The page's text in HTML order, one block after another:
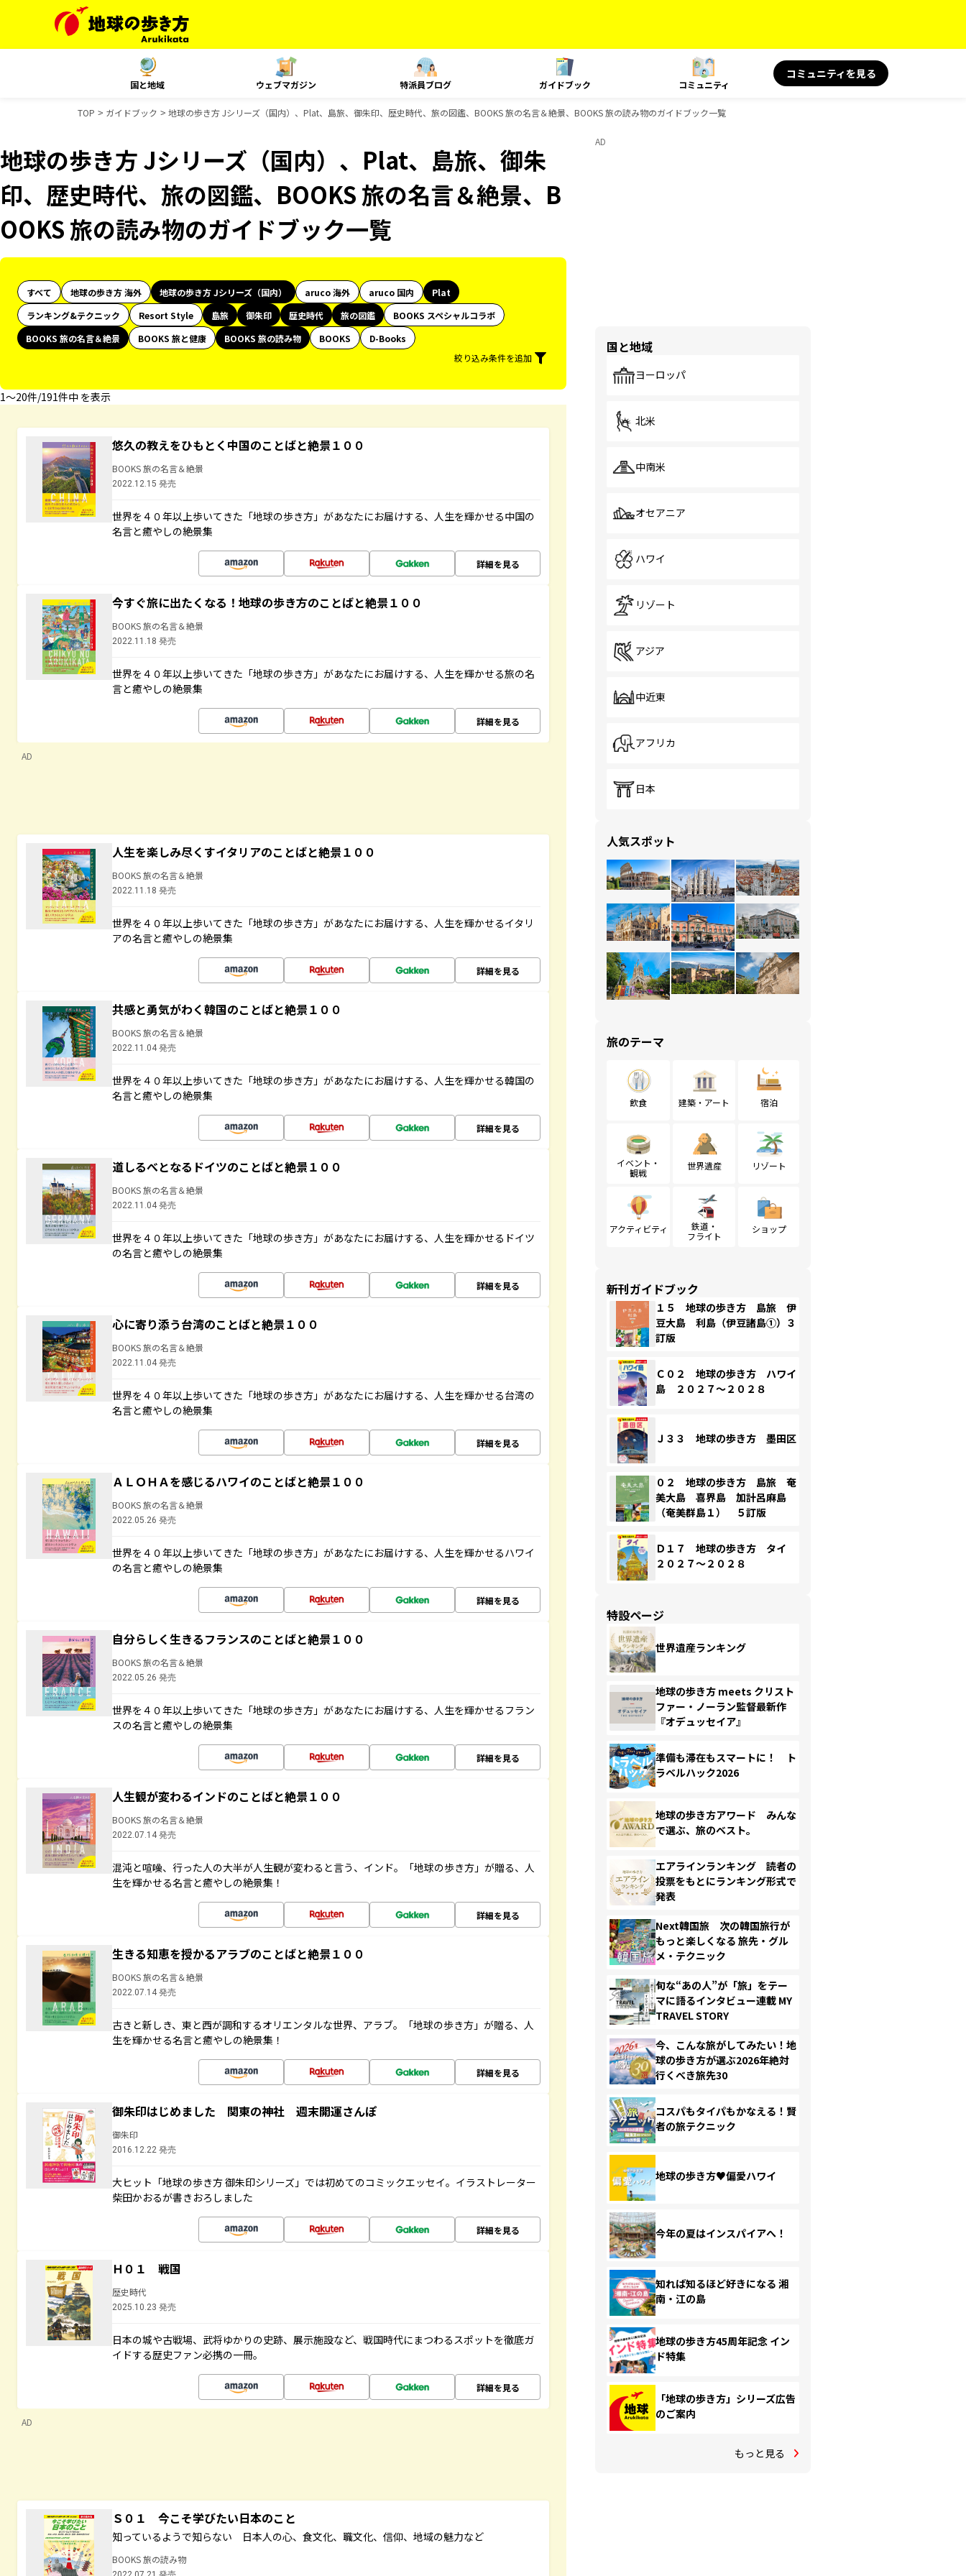
国と地域 ウェブマガジン 特派員ブログ ガイドブック コミュニティ
コミュニティを見る
TOP ガイドブック 地球の歩き方 Jシリーズ（国内）、Plat、島旅、御朱印、歴史時代、旅の図鑑、BOOKS 旅の名言＆絶景、BOOKS 旅の読み物のガイドブック一覧
地球の歩き方 Jシリーズ（国内）、Plat、島旅、御朱
印、歴史時代、旅の図鑑、BOOKS 旅の名言＆絶景、B
OOKS 旅の読み物のガイドブック一覧
すべて 地球の歩き方 海外 地球の歩き方 Jシリーズ（国内） aruco 海外 aruco 国内
Plat
ランキング&テクニック
Resort Style 島旅 御朱印 歴史時代 旅の図鑑
BOOKS スペシャルコラボ
BOOKS 旅の名言＆絶景
BOOKS 旅と健康 BOOKS 旅の読み物 BOOKS
D-Books
絞り込み条件を追加
1〜20件/191件中 を表示
悠久の教えをひもとく中国のことばと絶景１００
BOOKS 旅の名言＆絶景
2022.12.15 発売
世界を４０年以上歩いてきた「地球の歩き方」があなたにお届けする、人生を輝かせる中国の
名言と癒やしの絶景集
詳細を見る
今すぐ旅に出たくなる！地球の歩き方のことばと絶景１００
BOOKS 旅の名言＆絶景
2022.11.18 発売
世界を４０年以上歩いてきた「地球の歩き方」があなたにお届けする、人生を輝かせる旅の名
言と癒やしの絶景集
詳細を見る
AD
人生を楽しみ尽くすイタリアのことばと絶景１００
BOOKS 旅の名言＆絶景
2022.11.18 発売
世界を４０年以上歩いてきた「地球の歩き方」があなたにお届けする、人生を輝かせるイタリ
アの名言と癒やしの絶景集
詳細を見る
共感と勇気がわく韓国のことばと絶景１００
BOOKS 旅の名言＆絶景
2022.11.04 発売
世界を４０年以上歩いてきた「地球の歩き方」があなたにお届けする、人生を輝かせる韓国の
名言と癒やしの絶景集
詳細を見る
道しるべとなるドイツのことばと絶景１００
BOOKS 旅の名言＆絶景
2022.11.04 発売
世界を４０年以上歩いてきた「地球の歩き方」があなたにお届けする、人生を輝かせるドイツ
の名言と癒やしの絶景集
詳細を見る
心に寄り添う台湾のことばと絶景１００
BOOKS 旅の名言＆絶景
2022.11.04 発売
世界を４０年以上歩いてきた「地球の歩き方」があなたにお届けする、人生を輝かせる台湾の
名言と癒やしの絶景集
詳細を見る
ＡＬＯＨＡを感じるハワイのことばと絶景１００
BOOKS 旅の名言＆絶景
2022.05.26 発売
世界を４０年以上歩いてきた「地球の歩き方」があなたにお届けする、人生を輝かせるハワイ
の名言と癒やしの絶景集
詳細を見る
自分らしく生きるフランスのことばと絶景１００
BOOKS 旅の名言＆絶景
2022.05.26 発売
世界を４０年以上歩いてきた「地球の歩き方」があなたにお届けする、人生を輝かせるフラン
スの名言と癒やしの絶景集
詳細を見る
人生観が変わるインドのことばと絶景１００
BOOKS 旅の名言＆絶景
2022.07.14 発売
混沌と喧噪、行った人の大半が人生観が変わると言う、インド。「地球の歩き方」が贈る、人
生を輝かせる名言と癒やしの絶景集！
詳細を見る
生きる知恵を授かるアラブのことばと絶景１００
BOOKS 旅の名言＆絶景
2022.07.14 発売
古きと新しき、東と西が調和するオリエンタルな世界、アラブ。「地球の歩き方」が贈る、人
生を輝かせる名言と癒やしの絶景集！
詳細を見る
御朱印はじめました 関東の神社 週末開運さんぽ
御朱印
2016.12.22 発売
大ヒット「地球の歩き方 御朱印シリーズ」では初めてのコミックエッセイ。イラストレーター
柴田かおるが書きおろしました
詳細を見る
Ｈ０１ 戦国
歴史時代
2025.10.23 発売
日本の城や古戦場、武将ゆかりの史跡、展示施設など、戦国時代にまつわるスポットを徹底ガ
イドする歴史ファン必携の一冊。
詳細を見る
AD
Ｓ０１ 今こそ学びたい日本のこと
知っているようで知らない 日本人の心、食文化、職文化、信仰、地域の魅力など
BOOKS 旅の読み物
AD
国と地域
ヨーロッパ
北米
中南米
オセアニア
ハワイ
リゾート
アジア
中近東
アフリカ
日本
人気スポット
旅のテーマ
飲食 建築・アート 宿泊
イベント・
観戦
世界遺産 リゾート
アクティビティ
鉄道・
フライト
ショップ
新刊ガイドブック
１５ 地球の歩き方 島旅 伊
豆大島 利島（伊豆諸島①）３
訂版
Ｃ０２ 地球の歩き方 ハワイ
島 ２０２７～２０２８
Ｊ３３ 地球の歩き方 墨田区
０２ 地球の歩き方 島旅 奄
美大島 喜界島 加計呂麻島
（奄美群島１） ５訂版
Ｄ１７ 地球の歩き方 タイ
２０２７～２０２８
特設ページ
世界遺産ランキング
地球の歩き方 meets クリスト
ファー・ノーラン監督最新作
『オデュッセイア』
準備も滞在もスマートに！ ト
ラベルハック2026
地球の歩き方アワード みんな
で選ぶ、旅のベスト。
エアラインランキング 読者の
投票をもとにランキング形式で
発表
Next韓国旅 次の韓国旅行が
もっと楽しくなる 旅先・グル
メ・テクニック
旬な“あの人”が「旅」をテー
マに語るインタビュー連載 MY
TRAVEL STORY
今、こんな旅がしてみたい！地
球の歩き方が選ぶ2026年絶対
行くべき旅先30
コスパもタイパもかなえる！賢
者の旅テクニック
地球の歩き方♥偏愛ハワイ
今年の夏はインスパイアへ！
知れば知るほど好きになる 湘
南・江の島
地球の歩き方45周年記念 イン
ド特集
「地球の歩き方」シリーズ広告
のご案内
もっと見る